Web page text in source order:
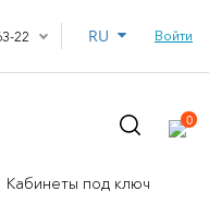
22 Войти
Кабинеты под ключ
0